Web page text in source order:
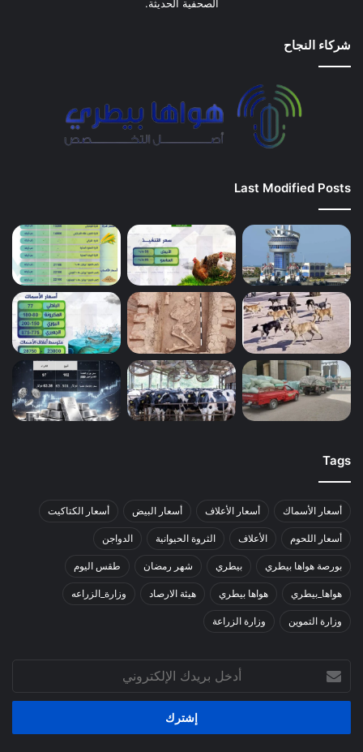
الصحفية الحديثة.
شركاء النجاح
Last Modified Posts
Tags
أسعار الأسماك أسعار الأعلاف أسعار البيض أسعار الكتاكيت
أسعار اللحوم الأعلاف الثروة الحيوانية الدواجن
بورصة هواها بيطري بيطري شهر رمضان طقس اليوم
هواها_بيطري هواها بيطري هيئة الارصاد وزارة_الزراعه
وزارة التموين وزارة الزراعة
بريدك
الإلكتروني